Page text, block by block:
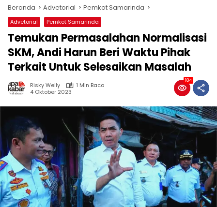
Beranda Advetorial Pemkot Samarinda
Advetorial Pemkot Samarinda
Temukan Permasalahan Normalisasi
SKM, Andi Harun Beri Waktu Pihak
Terkait Untuk Selesaikan Masalah
Risky Welly
1 Min Baca
4 Oktober 2023
184